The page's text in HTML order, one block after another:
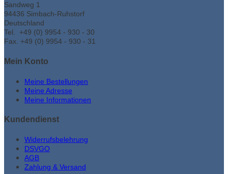
Sandweg 1
94436 Simbach-Ruhstorf
Deutschland
Tel. +49 (0) 9954 - 930 - 30
Fax. +49 (0) 9954 - 930 - 31
Mein Konto
Meine Bestellungen
Meine Adresse
Meine Informationen
Kundendienst
Widerrufsbelehrung
DSVGO
AGB
Zahlung & Versand